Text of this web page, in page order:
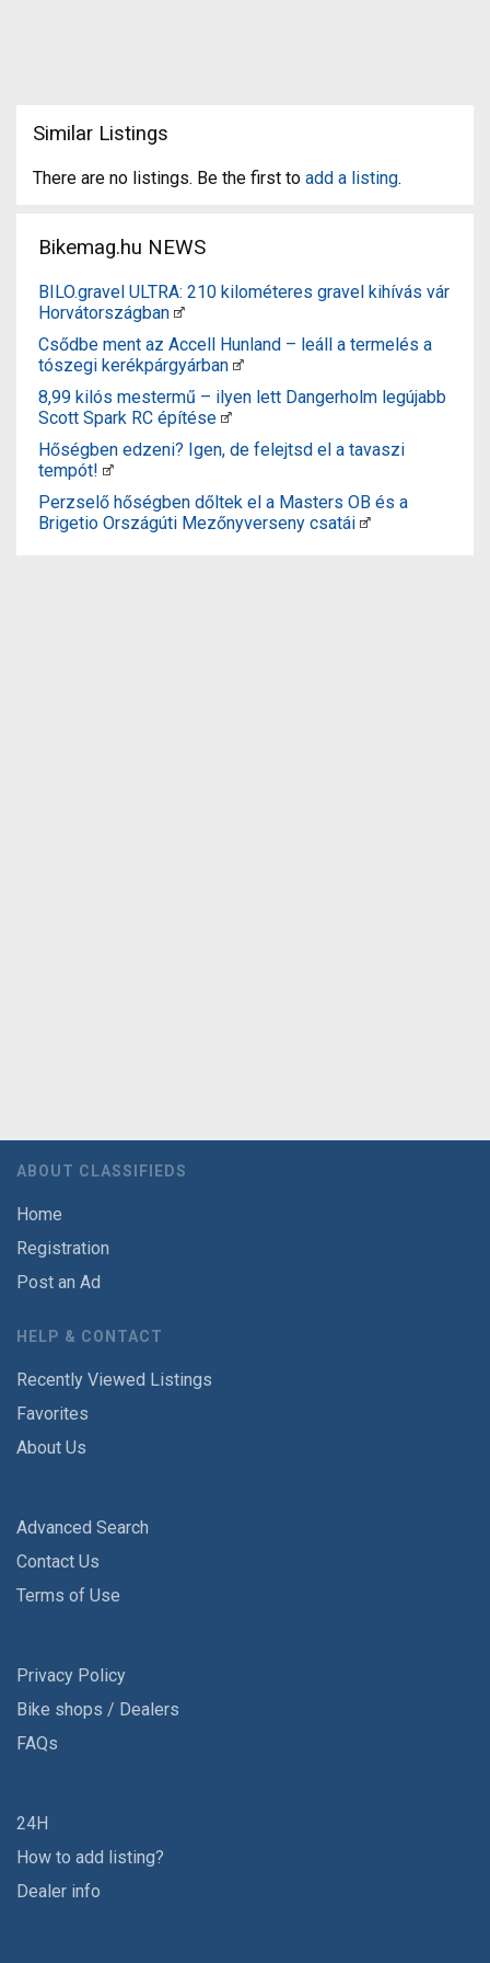
Similar Listings
There are no listings. Be the first to add a listing.
Bikemag.hu NEWS
BILO.gravel ULTRA: 210 kilométeres gravel kihívás vár
Horvátországban
Csődbe ment az Accell Hunland – leáll a termelés a
tószegi kerékpárgyárban
8,99 kilós mestermű – ilyen lett Dangerholm legújabb
Scott Spark RC építése
Hőségben edzeni? Igen, de felejtsd el a tavaszi
tempót!
Perzselő hőségben dőltek el a Masters OB és a
Brigetio Országúti Mezőnyverseny csatái
ABOUT CLASSIFIEDS
Home
Registration
Post an Ad
HELP & CONTACT
Recently Viewed Listings
Favorites
About Us
Advanced Search
Contact Us
Terms of Use
Privacy Policy
Bike shops / Dealers
FAQs
24H
How to add listing?
Dealer info